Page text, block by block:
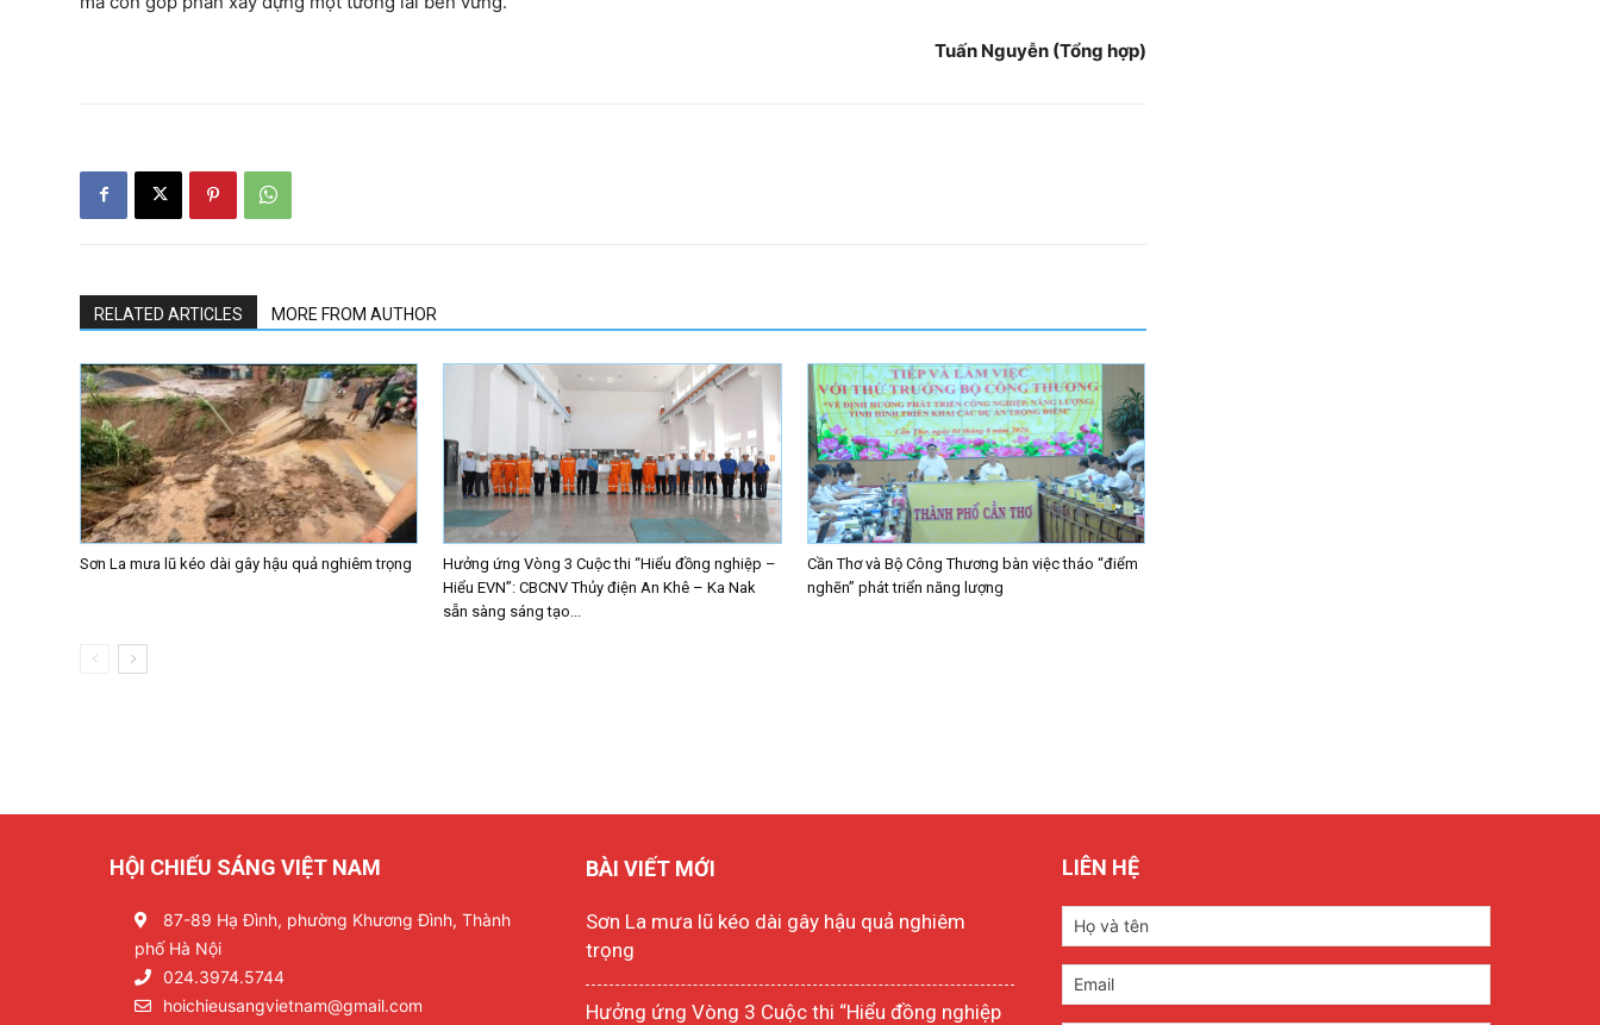
Tuấn Nguyễn (Tổng hợp)
RELATED ARTICLES MORE FROM AUTHOR
Sơn La mưa lũ kéo dài gây hậu quả nghiêm trọng
Hưởng ứng Vòng 3 Cuộc thi “Hiểu đồng nghiệp –
Hiểu EVN”: CBCNV Thủy điện An Khê – Ka Nak
sẵn sàng sáng tạo...
Cần Thơ và Bộ Công Thương bàn việc tháo “điểm
nghẽn” phát triển năng lượng
HỘI CHIẾU SÁNG VIỆT NAM
87-89 Hạ Đình, phường Khương Đình, Thành
phố Hà Nội
024.3974.5744
hoichieusangvietnam@gmail.com
BÀI VIẾT MỚI
Sơn La mưa lũ kéo dài gây hậu quả nghiêm
trọng
Hưởng ứng Vòng 3 Cuộc thi “Hiểu đồng nghiệp
LIÊN HỆ